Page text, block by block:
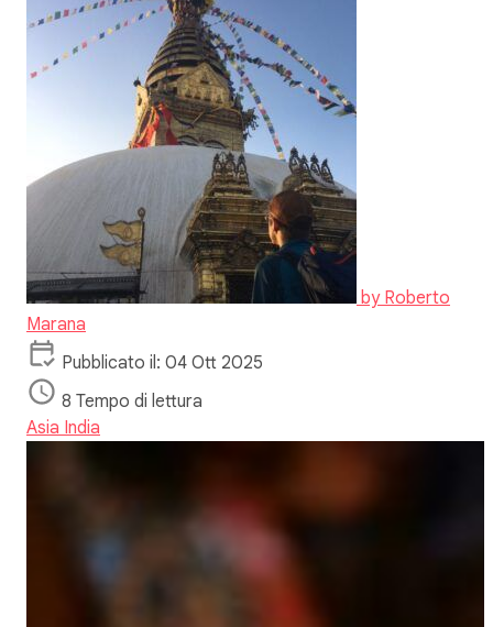
by Roberto
Marana
Pubblicato il: 04 Ott 2025
8 Tempo di lettura
Asia India